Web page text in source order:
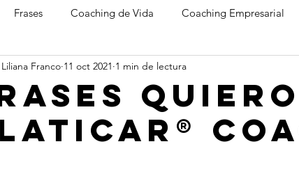
Frases Coaching de Vida Coaching Empresarial
Quiero
Liliana Franco 11 oct 2021 1 min de lectura